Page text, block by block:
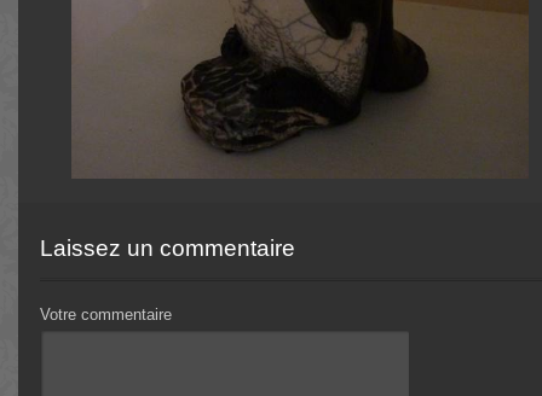
Laissez un commentaire
Votre commentaire